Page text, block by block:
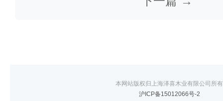
本网站版权归上海泽喜木业有限公司所有
沪ICP备15012066号-2